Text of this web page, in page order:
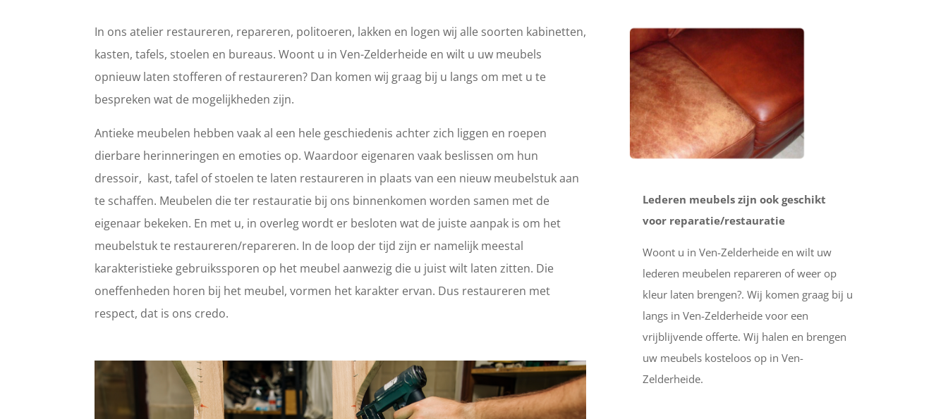
In ons atelier restaureren, repareren, politoeren, lakken en logen wij alle soorten kabinetten,
kasten, tafels, stoelen en bureaus. Woont u in Ven-Zelderheide en wilt u uw meubels
opnieuw laten stofferen of restaureren? Dan komen wij graag bij u langs om met u te
bespreken wat de mogelijkheden zijn.
Antieke meubelen hebben vaak al een hele geschiedenis achter zich liggen en roepen
dierbare herinneringen en emoties op. Waardoor eigenaren vaak beslissen om hun
dressoir, kast, tafel of stoelen te laten restaureren in plaats van een nieuw meubelstuk aan
te schaffen. Meubelen die ter restauratie bij ons binnenkomen worden samen met de
eigenaar bekeken. En met u, in overleg wordt er besloten wat de juiste aanpak is om het
meubelstuk te restaureren/repareren. In de loop der tijd zijn er namelijk meestal
karakteristieke gebruikssporen op het meubel aanwezig die u juist wilt laten zitten. Die
oneffenheden horen bij het meubel, vormen het karakter ervan. Dus restaureren met
respect, dat is ons credo.
Lederen meubels zijn ook geschikt
voor reparatie/restauratie
Woont u in Ven-Zelderheide en wilt uw
lederen meubelen repareren of weer op
kleur laten brengen?. Wij komen graag bij u
langs in Ven-Zelderheide voor een
vrijblijvende offerte. Wij halen en brengen
uw meubels kosteloos op in Ven-
Zelderheide.